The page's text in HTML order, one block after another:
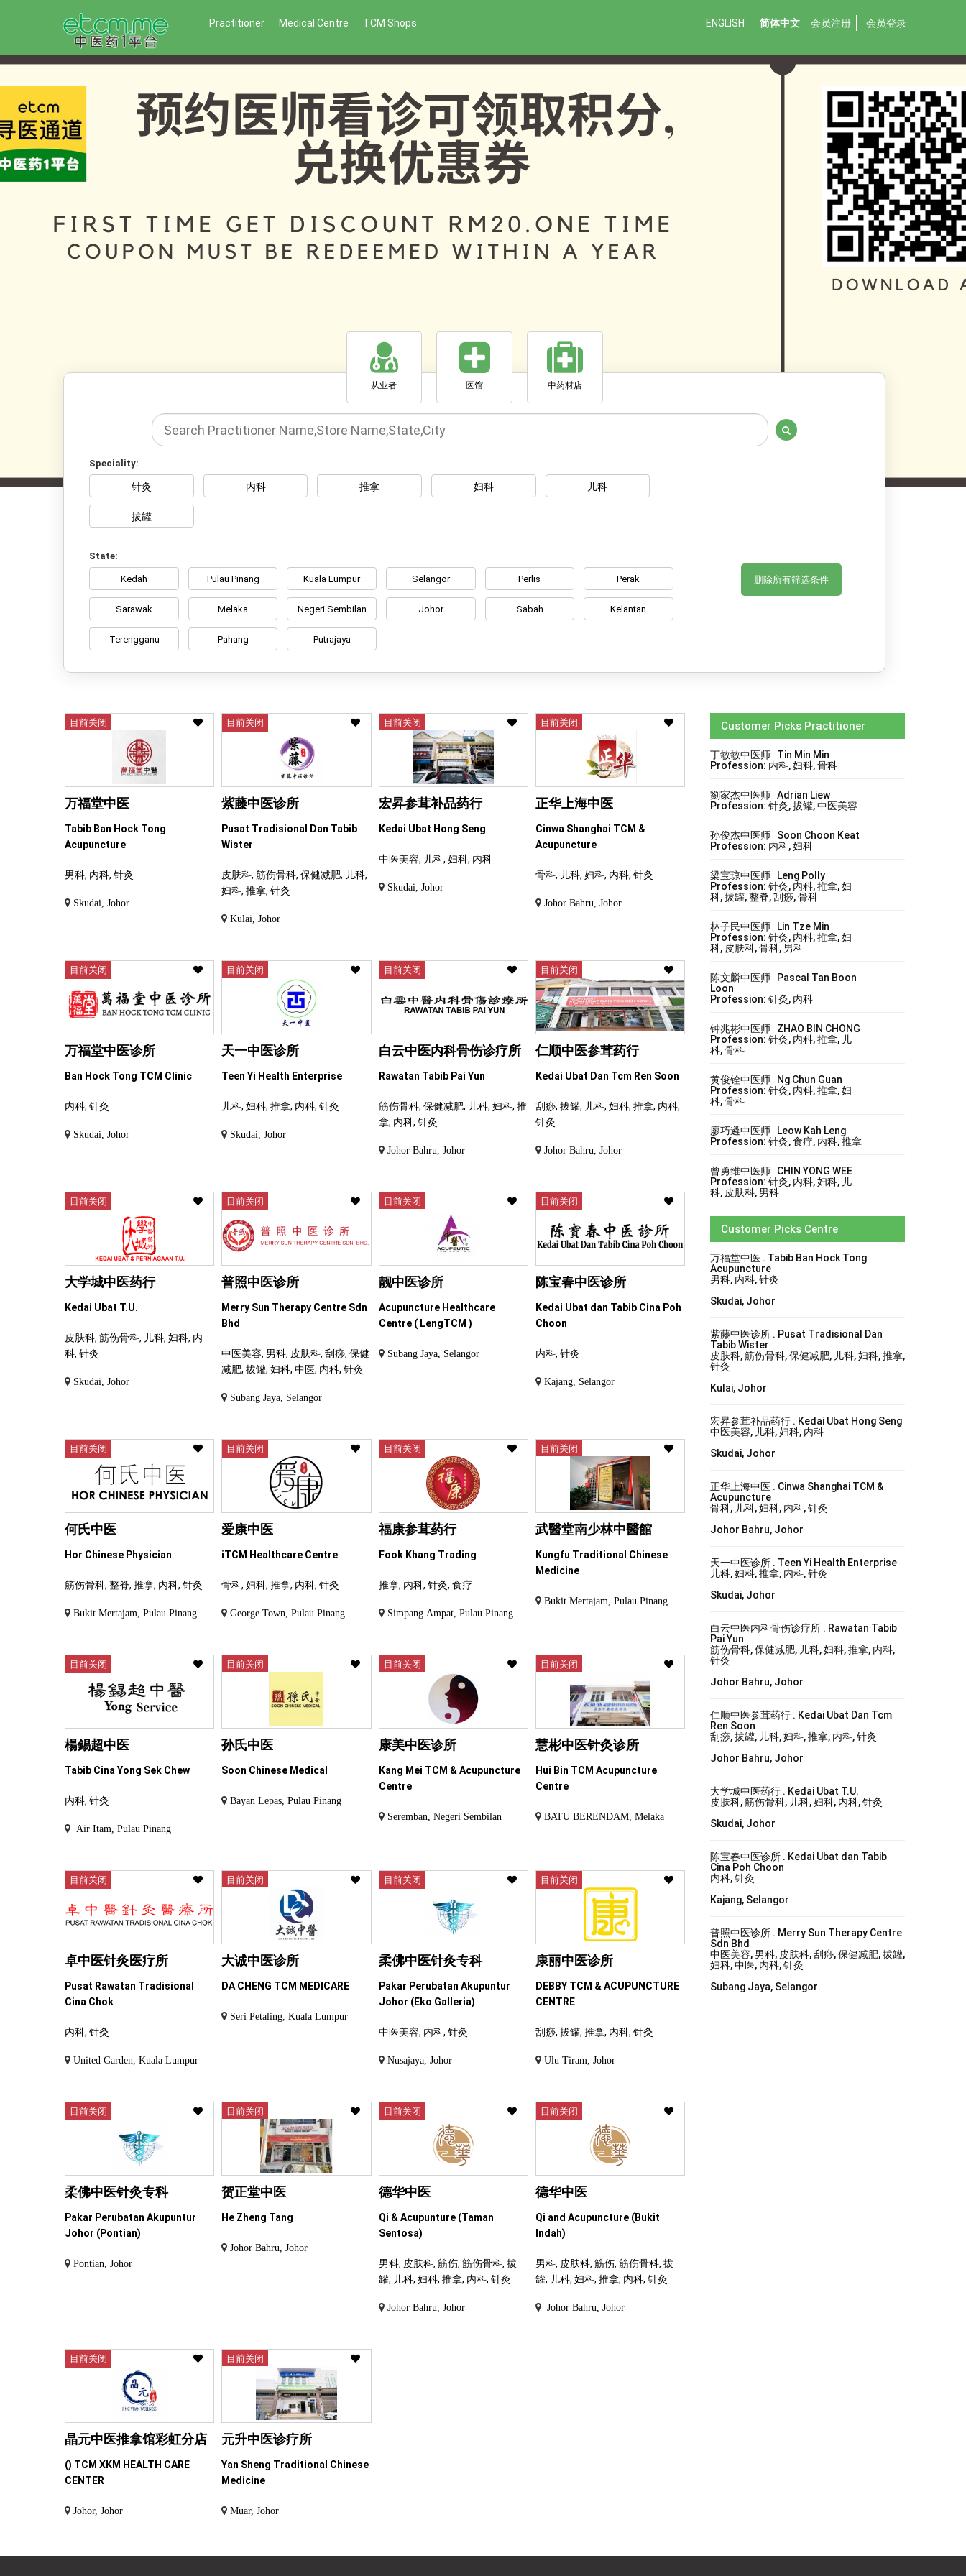
Practitioner Medical Centre TCM Shops ENGLISH 简体中文 会员注册 会员登录
从业者 医馆 中药材店
Speciality:
针灸 内科 推拿 妇科 儿科
拔罐
State:
Kedah Pulau Pinang Kuala Lumpur Selangor Perlis Perak
Sarawak Melaka Negeri Sembilan Johor Sabah Kelantan
Terengganu Pahang Putrajaya
删除所有筛选条件
目前关闭
万福堂中医
Tabib Ban Hock Tong
Acupuncture
男科, 内科, 针灸
Skudai, Johor
目前关闭
紫藤中医诊所
Pusat Tradisional Dan Tabib
Wister
皮肤科, 筋伤骨科, 保健减肥, 儿科,
妇科, 推拿, 针灸
Kulai, Johor
目前关闭
宏昇参茸补品药行
Kedai Ubat Hong Seng
中医美容, 儿科, 妇科, 内科
Skudai, Johor
目前关闭
正华上海中医
Cinwa Shanghai TCM &
Acupuncture
骨科, 儿科, 妇科, 内科, 针灸
Johor Bahru, Johor
目前关闭
万福堂中医诊所
Ban Hock Tong TCM Clinic
内科, 针灸
Skudai, Johor
目前关闭
天一中医诊所
Teen Yi Health Enterprise
儿科, 妇科, 推拿, 内科, 针灸
Skudai, Johor
目前关闭
白云中医内科骨伤诊疗所
Rawatan Tabib Pai Yun
筋伤骨科, 保健减肥, 儿科, 妇科, 推
拿, 内科, 针灸
Johor Bahru, Johor
目前关闭
仁顺中医参茸药行
Kedai Ubat Dan Tcm Ren Soon
刮痧, 拔罐, 儿科, 妇科, 推拿, 内科,
针灸
Johor Bahru, Johor
目前关闭
大学城中医药行
Kedai Ubat T.U.
皮肤科, 筋伤骨科, 儿科, 妇科, 内
科, 针灸
Skudai, Johor
目前关闭
普照中医诊所
Merry Sun Therapy Centre Sdn
Bhd
中医美容, 男科, 皮肤科, 刮痧, 保健
减肥, 拔罐, 妇科, 中医, 内科, 针灸
Subang Jaya, Selangor
目前关闭
靓中医诊所
Acupuncture Healthcare
Centre ( LengTCM )
Subang Jaya, Selangor
目前关闭
陈宝春中医诊所
Kedai Ubat dan Tabib Cina Poh
Choon
内科, 针灸
Kajang, Selangor
目前关闭
何氏中医
Hor Chinese Physician
筋伤骨科, 整脊, 推拿, 内科, 针灸
Bukit Mertajam, Pulau Pinang
目前关闭
爱康中医
iTCM Healthcare Centre
骨科, 妇科, 推拿, 内科, 针灸
George Town, Pulau Pinang
目前关闭
福康参茸药行
Fook Khang Trading
推拿, 内科, 针灸, 食疗
Simpang Ampat, Pulau Pinang
目前关闭
武醫堂南少林中醫館
Kungfu Traditional Chinese
Medicine
Bukit Mertajam, Pulau Pinang
目前关闭
楊錫超中医
Tabib Cina Yong Sek Chew
内科, 针灸
Air Itam, Pulau Pinang
目前关闭
孙氏中医
Soon Chinese Medical
Bayan Lepas, Pulau Pinang
目前关闭
康美中医诊所
Kang Mei TCM & Acupuncture
Centre
Seremban, Negeri Sembilan
目前关闭
慧彬中医针灸诊所
Hui Bin TCM Acupuncture
Centre
BATU BERENDAM, Melaka
目前关闭
卓中医针灸医疗所
Pusat Rawatan Tradisional
Cina Chok
内科, 针灸
United Garden, Kuala Lumpur
目前关闭
大诚中医诊所
DA CHENG TCM MEDICARE
Seri Petaling, Kuala Lumpur
目前关闭
柔佛中医针灸专科
Pakar Perubatan Akupuntur
Johor (Eko Galleria)
中医美容, 内科, 针灸
Nusajaya, Johor
目前关闭
康丽中医诊所
DEBBY TCM & ACUPUNCTURE
CENTRE
刮痧, 拔罐, 推拿, 内科, 针灸
Ulu Tiram, Johor
目前关闭
柔佛中医针灸专科
Pakar Perubatan Akupuntur
Johor (Pontian)
Pontian, Johor
目前关闭
贺正堂中医
He Zheng Tang
Johor Bahru, Johor
目前关闭
德华中医
Qi & Acupunture (Taman
Sentosa)
男科, 皮肤科, 筋伤, 筋伤骨科, 拔
罐, 儿科, 妇科, 推拿, 内科, 针灸
Johor Bahru, Johor
目前关闭
德华中医
Qi and Acupuncture (Bukit
Indah)
男科, 皮肤科, 筋伤, 筋伤骨科, 拔
罐, 儿科, 妇科, 推拿, 内科, 针灸
Johor Bahru, Johor
目前关闭
晶元中医推拿馆彩虹分店
() TCM XKM HEALTH CARE
CENTER
Johor, Johor
目前关闭
元升中医诊疗所
Yan Sheng Traditional Chinese
Medicine
Muar, Johor
Customer Picks Practitioner
丁敏敏中医师 Tin Min Min
Profession: 内科, 妇科, 骨科
劉家杰中医师 Adrian Liew
Profession: 针灸, 拔罐, 中医美容
孙俊杰中医师 Soon Choon Keat
Profession: 内科, 妇科
梁宝琼中医师 Leng Polly
Profession: 针灸, 内科, 推拿, 妇
科, 拔罐, 整脊, 刮痧, 骨科
林子民中医师 Lin Tze Min
Profession: 针灸, 内科, 推拿, 妇
科, 皮肤科, 骨科, 男科
陈文麟中医师 Pascal Tan Boon
Loon
Profession: 针灸, 内科
钟兆彬中医师 ZHAO BIN CHONG
Profession: 针灸, 内科, 推拿, 儿
科, 骨科
黄俊铨中医师 Ng Chun Guan
Profession: 针灸, 内科, 推拿, 妇
科, 骨科
廖巧遴中医师 Leow Kah Leng
Profession: 针灸, 食疗, 内科, 推拿
曾勇维中医师 CHIN YONG WEE
Profession: 针灸, 内科, 妇科, 儿
科, 皮肤科, 男科
Customer Picks Centre
万福堂中医 . Tabib Ban Hock Tong
Acupuncture
男科, 内科, 针灸
Skudai, Johor
紫藤中医诊所 . Pusat Tradisional Dan
Tabib Wister
皮肤科, 筋伤骨科, 保健减肥, 儿科, 妇科, 推拿,
针灸
Kulai, Johor
宏昇参茸补品药行 . Kedai Ubat Hong Seng
中医美容, 儿科, 妇科, 内科
Skudai, Johor
正华上海中医 . Cinwa Shanghai TCM &
Acupuncture
骨科, 儿科, 妇科, 内科, 针灸
Johor Bahru, Johor
天一中医诊所 . Teen Yi Health Enterprise
儿科, 妇科, 推拿, 内科, 针灸
Skudai, Johor
白云中医内科骨伤诊疗所 . Rawatan Tabib
Pai Yun
筋伤骨科, 保健减肥, 儿科, 妇科, 推拿, 内科,
针灸
Johor Bahru, Johor
仁顺中医参茸药行 . Kedai Ubat Dan Tcm
Ren Soon
刮痧, 拔罐, 儿科, 妇科, 推拿, 内科, 针灸
Johor Bahru, Johor
大学城中医药行 . Kedai Ubat T.U.
皮肤科, 筋伤骨科, 儿科, 妇科, 内科, 针灸
Skudai, Johor
陈宝春中医诊所 . Kedai Ubat dan Tabib
Cina Poh Choon
内科, 针灸
Kajang, Selangor
普照中医诊所 . Merry Sun Therapy Centre
Sdn Bhd
中医美容, 男科, 皮肤科, 刮痧, 保健减肥, 拔罐,
妇科, 中医, 内科, 针灸
Subang Jaya, Selangor